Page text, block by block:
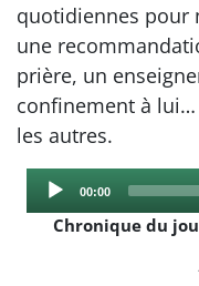
quotidiennes pour
une
prière, un
confinement à
les autres.
Current
00:00
Chronique du